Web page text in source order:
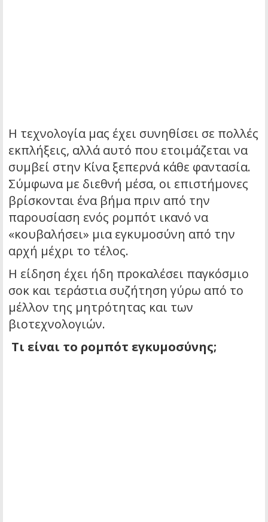
Η τεχνολογία μας έχει συνηθίσει σε πολλές
εκπλήξεις, αλλά αυτό που ετοιμάζεται να
συμβεί στην Κίνα ξεπερνά κάθε φαντασία.
Σύμφωνα με διεθνή μέσα, οι επιστήμονες
βρίσκονται ένα βήμα πριν από την
παρουσίαση ενός ρομπότ ικανό να
«κουβαλήσει» μια εγκυμοσύνη από την
αρχή μέχρι το τέλος.
Η είδηση έχει ήδη προκαλέσει παγκόσμιο
σοκ και τεράστια συζήτηση γύρω από το
μέλλον της μητρότητας και των
βιοτεχνολογιών.
Τι είναι το ρομπότ εγκυμοσύνης;